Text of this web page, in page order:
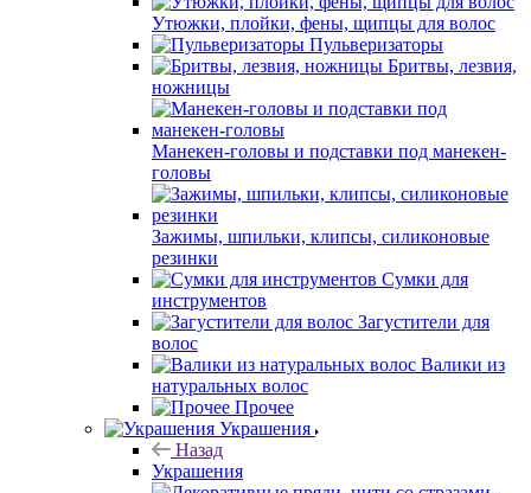
Утюжки, плойки, фены, щипцы для волос
Пульверизаторы
Бритвы, лезвия,
ножницы
Манекен-головы и подставки под манекен-
головы
Зажимы, шпильки, клипсы, силиконовые
резинки
Сумки для
инструментов
Загустители для
волос
Валики из
натуральных волос
Прочее
Украшения
Назад
Украшения